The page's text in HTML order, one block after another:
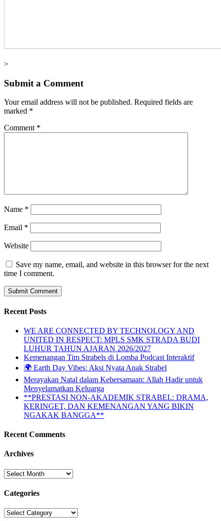
>
Submit a Comment
Your email address will not be published. Required fields are
marked *
Comment *
Name *
Email *
Website
Save my name, email, and website in this browser for the next
time I comment.
Recent Posts
WE ARE CONNECTED BY TECHNOLOGY AND
UNITED IN RESPECT: MPLS SMK STRADA BUDI
LUHUR TAHUN AJARAN 2026/2027
Kemenangan Tim Strabels di Lomba Podcast Interaktif
🌍 Earth Day Vibes: Aksi Nyata Anak Strabel
Merayakan Natal dalam Kebersamaan: Allah Hadir untuk
Menyelamatkan Keluarga
**PRESTASI NON-AKADEMIK STRABEL: DRAMA,
KERINGET, DAN KEMENANGAN YANG BIKIN
NGAKAK BANGGA**
Recent Comments
Archives
Archives
Categories
Categories